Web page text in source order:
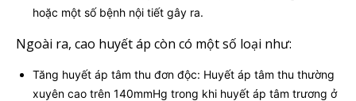
hoặc một số bệnh nội tiết gây ra.
Ngoài ra, cao huyết áp còn có một số loại như:
Tăng huyết áp tâm thu đơn độc: Huyết áp tâm thu thường
xuyên cao trên 140mmHg trong khi huyết áp tâm trương ở